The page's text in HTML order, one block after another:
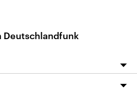
Deutschlandfunk